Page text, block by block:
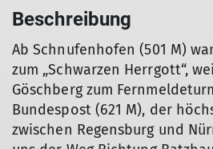
Beschreibung
Ab Schnufenhofen (501 M)
zum „Schwarzen Herrgott“,
Göschberg zum
Bundespost (621 M), der
zwischen Regensburg und